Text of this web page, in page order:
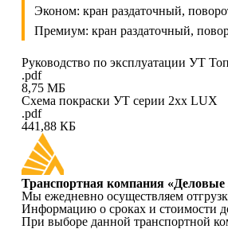
Эконом: кран раздаточный,
Премиум: кран раздаточный,
Руководство по эксплуатации УТ
.pdf
8,75 МБ
Схема покраски УТ серии 2хх LUX
.pdf
441,88 КБ
Транспортная компания «Деловые
Мы ежедневно осуществляем
Информацию о сроках и стоимости
При выборе данной транспортной